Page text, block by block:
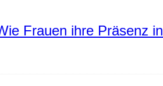
Frauen ihre Präsenz